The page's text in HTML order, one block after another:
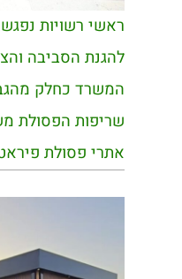
ראשי רשויות
להגנת הסביבה
המשרד כחלק
שריפות הפסולת
אתרי פסולת